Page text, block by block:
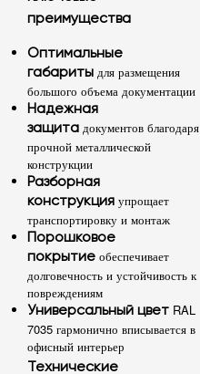
преимущества
Оптимальные
габариты для размещения
большого объема документации
Надежная
защита документов благодаря
прочной металлической
конструкции
Разборная
конструкция упрощает
транспортировку и монтаж
Порошковое
покрытие обеспечивает
долговечность и устойчивость к
повреждениям
Универсальный цвет RAL
7035 гармонично вписывается в
офисный интерьер
Технические